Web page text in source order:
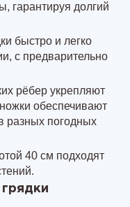
гарантируя долгий
быстро и легко
с предварительно
рёбер укрепляют
обеспечивают
разных погодных
40 см подходят